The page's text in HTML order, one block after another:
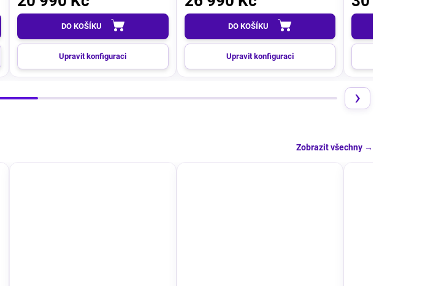
DO KOŠÍKU
Upravit konfiguraci
DO KOŠÍKU
Upravit konfiguraci
›
Zobrazit všechny →